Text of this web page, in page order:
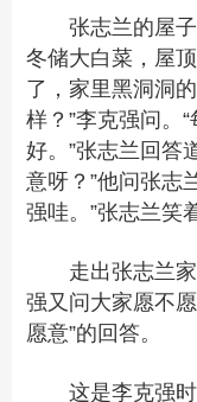
张志兰的屋子
冬储大白菜，屋
了，家里黑洞洞
样？”李克强问。
好。”张志兰回答
意呀？”他问张志
强哇。”张志兰笑
走出张志兰家
强又问大家愿不
愿意”的回答。
这是李克强时